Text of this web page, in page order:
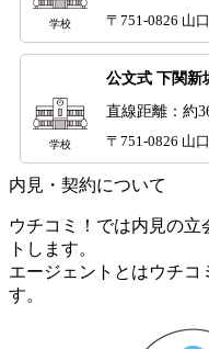
学校 〒751-0826 山
学校
公文式 下関新
直線距離：約
〒751-0826 山
内見・契約について
ウチコミ！では内見の
トします。
エージェントとはウチ
す。